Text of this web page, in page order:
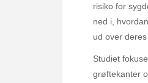
risiko for
ned i,
ud over
Studiet
grøftekanter